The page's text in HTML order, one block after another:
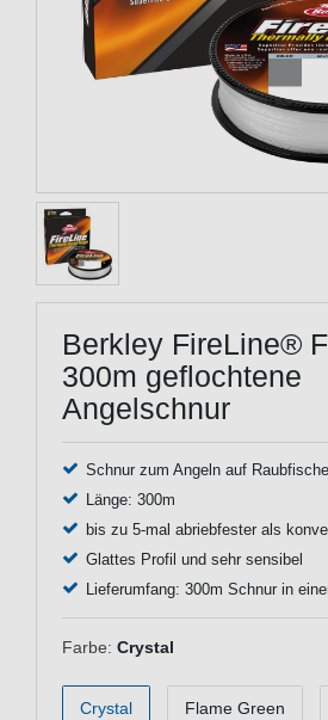
Berkley FireLine®
300m geflochtene
Angelschnur
Schnur zum Angeln auf Raubfische
Länge: 300m
bis zu 5-mal abriebfester als
Glattes Profil und sehr sensibel
Lieferumfang: 300m Schnur in
Farbe: Crystal
Crystal Flame Green